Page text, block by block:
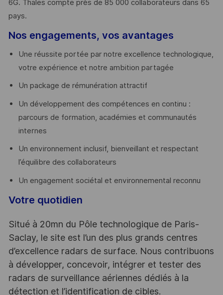
6G. Thales compte près de 85 000 collaborateurs dans 65
pays. ​
Nos engagements, vos avantages
Une réussite portée par notre excellence technologique,
votre expérience et notre ambition partagée
Un package de rémunération attractif
Un développement des compétences en continu :
parcours de formation, académies et communautés
internes
Un environnement inclusif, bienveillant et respectant
l’équilibre des collaborateurs
Un engagement sociétal et environnemental reconnu
Votre quotidien
Situé à 20mn du Pôle technologique de Paris-
Saclay, le site est l’un des plus grands centres
d’excellence radars de surface. Nous contribuons
à développer, concevoir, intégrer et tester des
radars de surveillance aériennes dédiés à la
détection et l’identification de cibles.